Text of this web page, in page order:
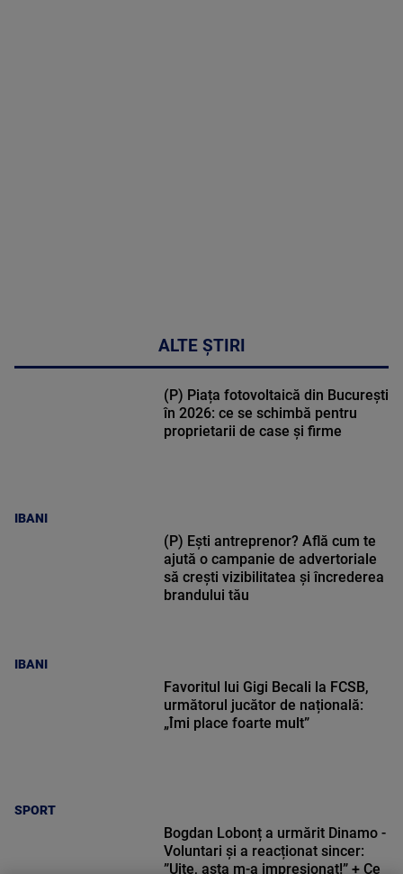
ALTE ȘTIRI
IBANI
(P) Piața fotovoltaică din București
în 2026: ce se schimbă pentru
proprietarii de case și firme
IBANI
(P) Ești antreprenor? Află cum te
ajută o campanie de advertoriale
să crești vizibilitatea și încrederea
brandului tău
SPORT
Favoritul lui Gigi Becali la FCSB,
următorul jucător de națională:
„Îmi place foarte mult”
Bogdan Lobonț a urmărit Dinamo -
Voluntari și a reacționat sincer:
”Uite, asta m-a impresionat!” + Ce